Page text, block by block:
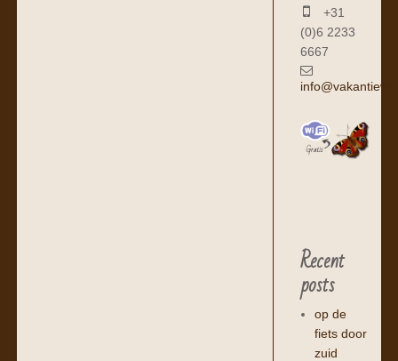
+31
(0)6 2233
6667
Recent
posts
op de
fiets door
zuid